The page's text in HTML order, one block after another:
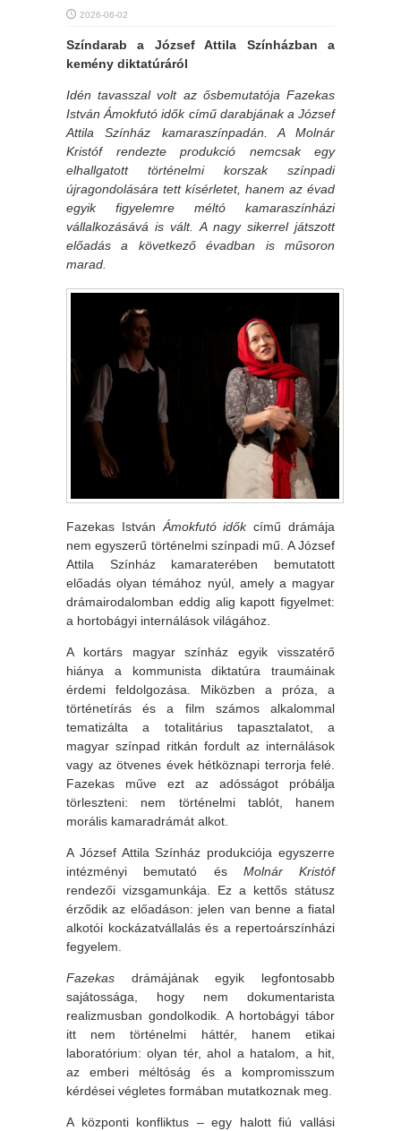
2026-06-02
Színdarab a József Attila Színházban a
kemény diktatúráról
Idén tavasszal volt az ősbemutatója Fazekas
István Ámokfutó idők című darabjának a József
Attila Színház kamaraszínpadán. A Molnár
Kristóf rendezte produkció nemcsak egy
elhallgatott történelmi korszak színpadi
újragondolására tett kísérletet, hanem az évad
egyik figyelemre méltó kamaraszínházi
vállalkozásává is vált. A nagy sikerrel játszott
előadás a következő évadban is műsoron
marad.
Fazekas István Ámokfutó időkcímű drámája
nem egyszerű történelmi színpadi mű. A József
Attila Színház kamaraterében bemutatott
előadás olyan témához nyúl, amely a magyar
drámairodalomban eddig alig kapott figyelmet:
a hortobágyi internálások világához.
A kortárs magyar színház egyik visszatérő
hiánya a kommunista diktatúra traumáinak
érdemi feldolgozása. Miközben a próza, a
történetírás és a film számos alkalommal
tematizálta a totalitárius tapasztalatot, a
magyar színpad ritkán fordult az internálások
vagy az ötvenes évek hétköznapi terrorja felé.
Fazekas műve ezt az adósságot próbálja
törleszteni: nem történelmi tablót, hanem
morális kamaradrámát alkot.
A József Attila Színház produkciója egyszerre
intézményi bemutató és Molnár Kristóf
rendezői vizsgamunkája. Ez a kettős státusz
érződik az előadáson: jelen van benne a fiatal
alkotói kockázatvállalás és a repertoárszínházi
fegyelem.
Fazekas drámájának egyik legfontosabb
sajátossága, hogy nem dokumentarista
realizmusban gondolkodik. A hortobágyi tábor
itt nem történelmi háttér, hanem etikai
laboratórium: olyan tér, ahol a hatalom, a hit,
az emberi méltóság és a kompromisszum
kérdései végletes formában mutatkoznak meg.
A központi konfliktus – egy halott fiú vallási